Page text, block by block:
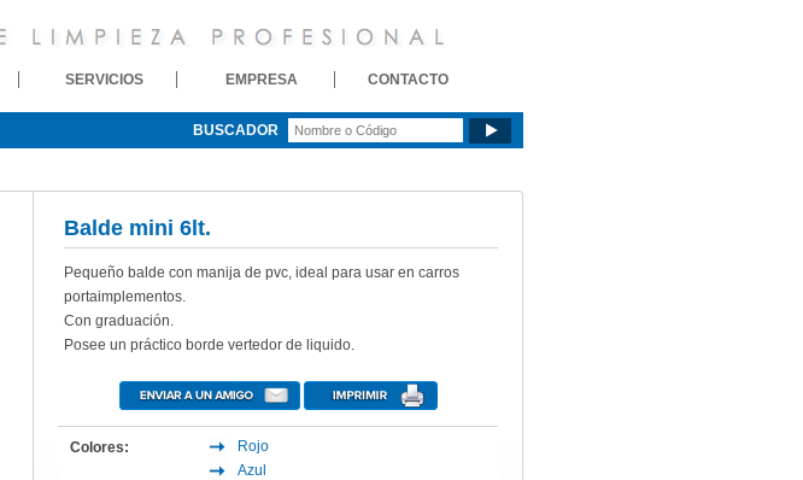
SERVICIOS EMPRESA CONTACTO
BUSCADOR
Balde mini 6lt.
Pequeño balde con manija de pvc, ideal para usar en carros
portaimplementos.
Con graduación.
Posee un práctico borde vertedor de liquido.
Colores:
Rojo
Azul